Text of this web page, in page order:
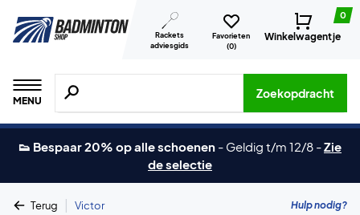
Rackets
adviesgids
Favorieten
(0)
0
Winkelwagentje
MENU
Zoeken naar producten, merken etc.
Zoekopdracht
👟 Bespaar 20% op alle schoenen - Geldig t/m 12/8 -Zie
de selectie
Terug | Victor Hulp nodig?